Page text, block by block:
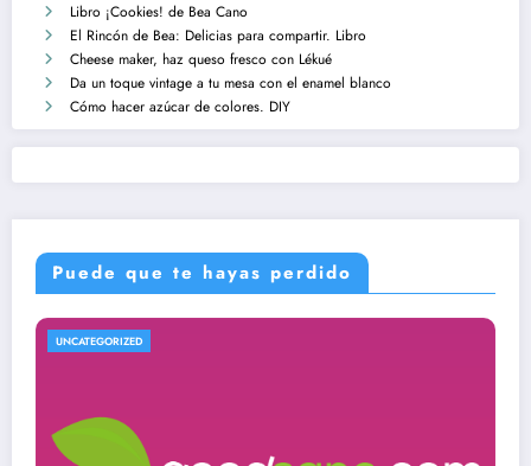
Libro ¡Cookies! de Bea Cano
El Rincón de Bea: Delicias para compartir. Libro
Cheese maker, haz queso fresco con Lékué
Da un toque vintage a tu mesa con el enamel blanco
Cómo hacer azúcar de colores. DIY
Puede que te hayas perdido
UNCATEGORIZED